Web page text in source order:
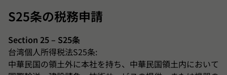
S25条の税務申請
Section 25 – S25条
台湾個人所得税法S25条:
中華民国の領土外に本社を持ち、中華民国領土内において